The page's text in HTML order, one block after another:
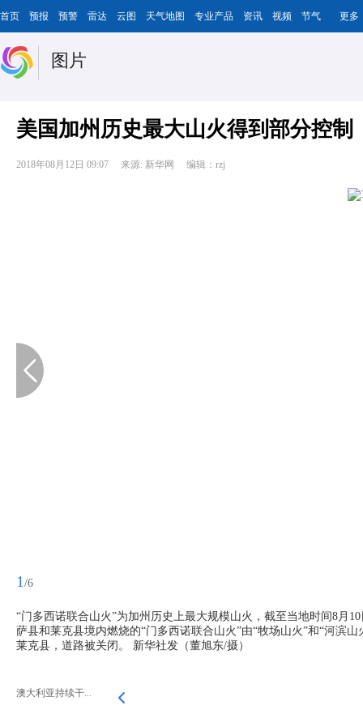
首页 预报 预警 雷达 云图 天气地图 专业产品 资讯 视频 节气 更多
图片
美国加州历史最大山火得到部分控制
2018年08月12日 09:07 来源: 新华网 编辑：rzj
1 /6
“门多西诺联合山火”为加州历史上最大规模山火，截至当地时间8月
萨县和莱克县境内燃烧的“门多西诺联合山火”由“牧场山火”和“河滨
莱克县，道路被关闭。 新华社发（董旭东/摄）
澳大利亚持续干...